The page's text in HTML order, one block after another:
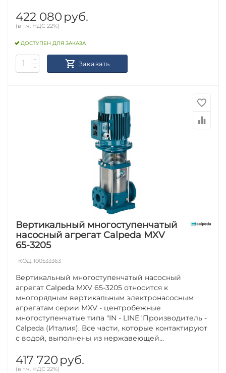
422 080 руб.
(в т.ч. НДС 22%)
ДОСТУПЕН ДЛЯ ЗАКАЗА
+
−
Заказать
Вертикальный многоступенчатый
насосный агрегат Calpeda MXV
65-3205
КОД:100533363
Вертикальный многоступенчатый насосный
агрегат Calpeda MXV 65-3205 относится к
многорядным вертикальным электронасосным
агрегатам серии MXV - центробежные
многоступенчатые типа "IN - LINE".Производитель -
Calpeda (Италия). Все части, которые контактируют
с водой, выполнены из нержавеющей...
417 720 руб.
(в т.ч. НДС 22%)